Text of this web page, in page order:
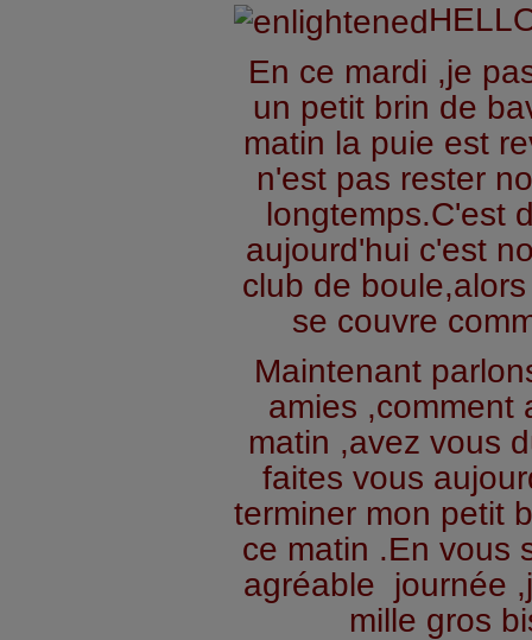
En ce mardi ,je
un petit brin de
matin la puie est
n'est pas rester
longtemps.C'est
aujourd'hui c'est
club de
se couvre
Maintenant
amies ,comment
matin ,avez vous
faites vous
terminer mon petit
ce matin .En vous
agréable journée
mille gros